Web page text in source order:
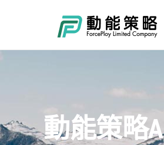
動能策略A